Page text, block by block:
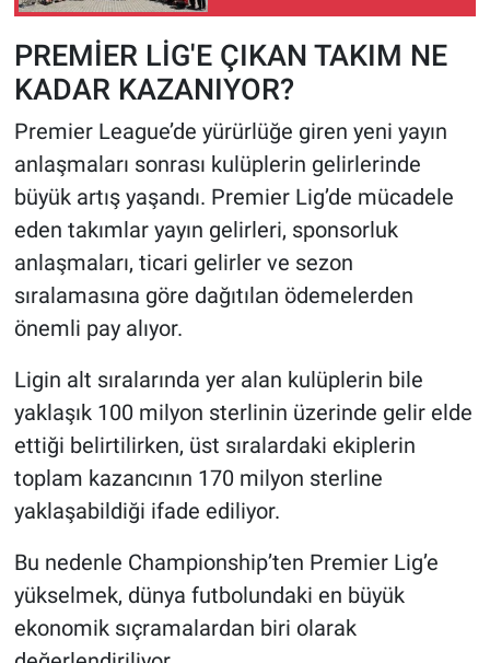
PREMİER LİG'E ÇIKAN TAKIM NE
KADAR KAZANIYOR?
Premier League’de yürürlüğe giren yeni yayın
anlaşmaları sonrası kulüplerin gelirlerinde
büyük artış yaşandı. Premier Lig’de mücadele
eden takımlar yayın gelirleri, sponsorluk
anlaşmaları, ticari gelirler ve sezon
sıralamasına göre dağıtılan ödemelerden
önemli pay alıyor.
Ligin alt sıralarında yer alan kulüplerin bile
yaklaşık 100 milyon sterlinin üzerinde gelir elde
ettiği belirtilirken, üst sıralardaki ekiplerin
toplam kazancının 170 milyon sterline
yaklaşabildiği ifade ediliyor.
Bu nedenle Championship’ten Premier Lig’e
yükselmek, dünya futbolundaki en büyük
ekonomik sıçramalardan biri olarak